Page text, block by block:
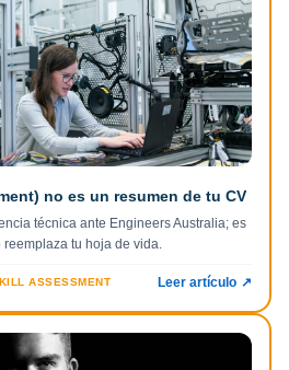
no es un resumen de tu CV
técnica ante Engineers Australia; es
tu hoja de vida.
ASSESSMENT Leer artículo ↗